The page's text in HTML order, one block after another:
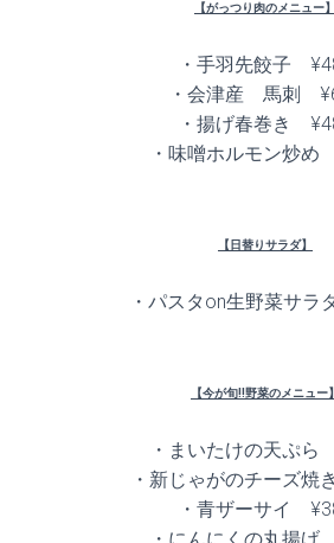
【がっつり肉のメニュー】
・手羽先餃子
・会津産 馬刺
・揚げ春巻き
・味噌ホルモン炒
【日替りサラダ】
・パスタon生野菜サ
【今が旬!!野菜のメニュー】
・まいたけの天ぷ
・新じゃがのチーズ
・青ザーサイ